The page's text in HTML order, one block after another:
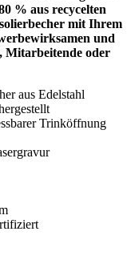
% aus recycelten
mit Ihrem
und
Mitarbeitende oder
aus Edelstahl
Trinköffnung